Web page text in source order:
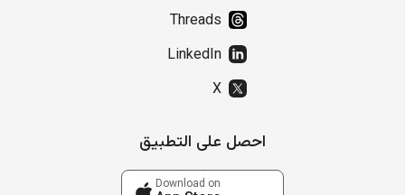
Threads
LinkedIn
X
احصل على التطبيق
Download on